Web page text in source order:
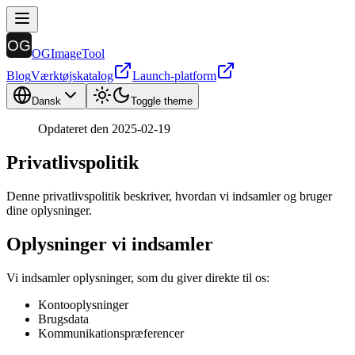
OGImageTool
BlogVærktøjskatalog Launch-platform
Dansk Toggle theme
Opdateret den 2025-02-19
Privatlivspolitik
Denne privatlivspolitik beskriver, hvordan vi indsamler og bruger
dine oplysninger.
Oplysninger vi indsamler
Vi indsamler oplysninger, som du giver direkte til os:
Kontooplysninger
Brugsdata
Kommunikationspræferencer